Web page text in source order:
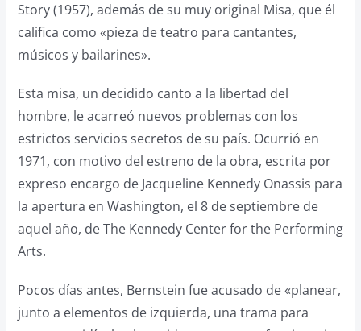
Story (1957), además de su muy original Misa, que él
califica como «pieza de teatro para cantantes,
músicos y bailarines».
Esta misa, un decidido canto a la libertad del
hombre, le acarreó nuevos problemas con los
estrictos servicios secretos de su país. Ocurrió en
1971, con motivo del estreno de la obra, escrita por
expreso encargo de Jacqueline Kennedy Onassis para
la apertura en Washington, el 8 de septiembre de
aquel año, de The Kennedy Center for the Performing
Arts.
Pocos días antes, Bernstein fue acusado de «planear,
junto a elementos de izquierda, una trama para